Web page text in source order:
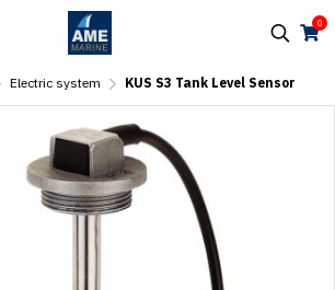
0
Electric system KUS S3 Tank Level Sensor